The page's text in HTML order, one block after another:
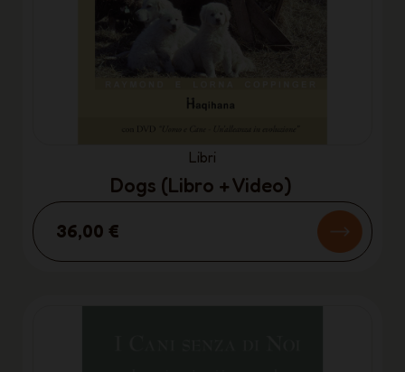
Libri
Dogs (Libro + Video)
36,00 €